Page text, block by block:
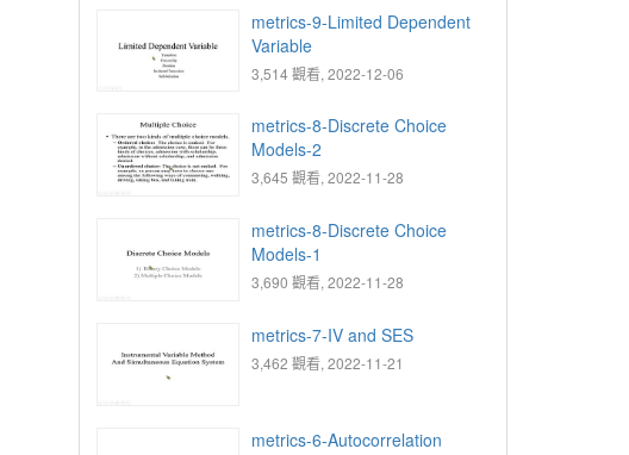
metrics-9-Limited Dependent
Variable
3,514 觀看, 2022-12-06
metrics-8-Discrete Choice
Models-2
3,645 觀看, 2022-11-28
metrics-8-Discrete Choice
Models-1
3,690 觀看, 2022-11-28
metrics-7-IV and SES
3,462 觀看, 2022-11-21
metrics-6-Autocorrelation